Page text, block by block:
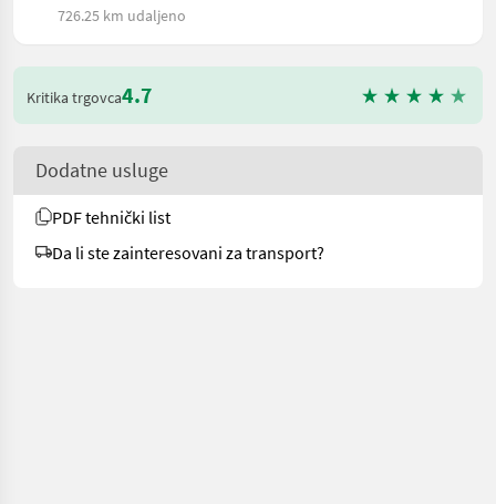
726.25 km udaljeno
Kritika trgovca4.7
Dodatne usluge
PDF tehnički list
Da li ste zainteresovani za transport?